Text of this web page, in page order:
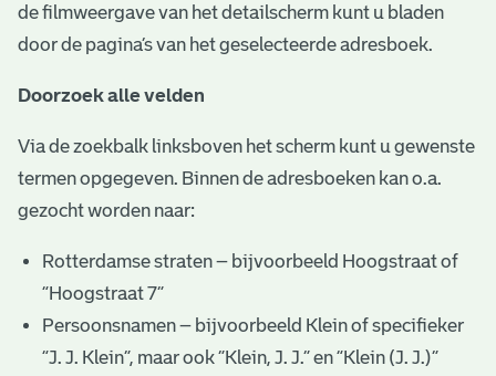
de filmweergave van het detailscherm kunt u bladen
door de pagina’s van het geselecteerde adresboek.
Doorzoek alle velden
Via de zoekbalk linksboven het scherm kunt u gewenste
termen opgegeven. Binnen de adresboeken kan o.a.
gezocht worden naar:
Rotterdamse straten – bijvoorbeeld Hoogstraat of
“Hoogstraat 7”
Persoonsnamen – bijvoorbeeld Klein of specifieker
“J. J. Klein”, maar ook ”Klein, J. J.” en “Klein (J. J.)”